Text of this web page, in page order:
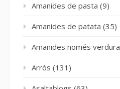
Amanides de pasta (9)
Amanides de patata (35)
Amanides només verdura
Arròs (131)